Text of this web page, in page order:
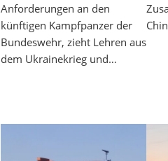
Anforderungen an den
künftigen Kampfpanzer der
Bundeswehr, zieht Lehren aus
dem Ukrainekrieg und…